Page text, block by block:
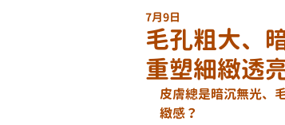
毛孔粗大、
重塑細緻透
7月9日
皮膚總是暗沉無光、
緻感？